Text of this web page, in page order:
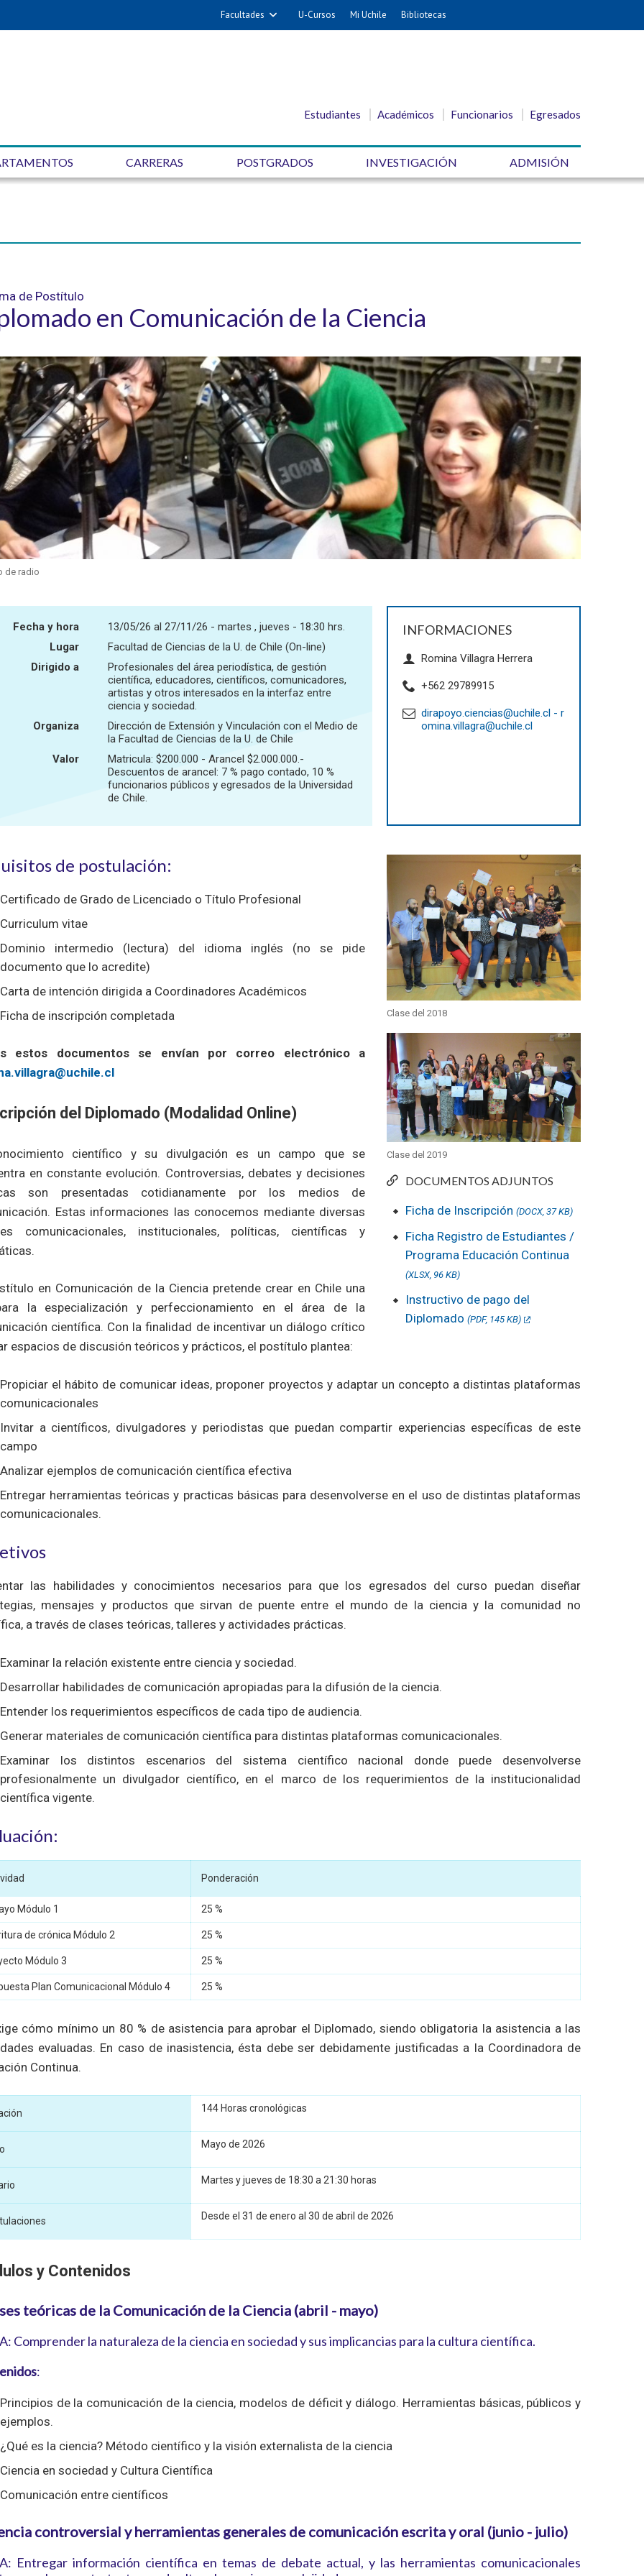
Facultades U-Cursos Mi Uchile Bibliotecas
Estudiantes Académicos Funcionarios Egresados
CARRERAS POSTGRADOS INVESTIGACIÓN ADMISIÓN
de Postítulo
en Comunicación de la Ciencia
de radio
INFORMACIONES
Romina Villagra Herrera
+562 29789915
dirapoyo.ciencias@uchile.cl - r
omina.villagra@uchile.cl
Fecha y hora
13/05/26 al 27/11/26 - martes , jueves - 18:30 hrs.
Lugar
Facultad de Ciencias de la U. de Chile (On-line)
Dirigido a
Profesionales del área periodística, de gestión
científica, educadores, científicos, comunicadores,
artistas y otros interesados en la interfaz entre
ciencia y sociedad.
Organiza
Dirección de Extensión y Vinculación con el Medio de
la Facultad de Ciencias de la U. de Chile
Valor
Matricula: $200.000 - Arancel $2.000.000.-
Descuentos de arancel: 7 % pago contado, 10 %
funcionarios públicos y egresados de la Universidad
de Chile.
Clase del 2018
Clase del 2019
DOCUMENTOS ADJUNTOS
Ficha de Inscripción (DOCX, 37 KB)
Ficha Registro de Estudiantes /
Programa Educación Continua
(XLSX, 96 KB)
Instructivo de pago del
Diplomado (PDF, 145 KB)
de postulación:
Certificado de Grado de Licenciado o Título Profesional
Curriculum vitae
Dominio intermedio (lectura) del idioma inglés (no se pide
documento que lo acredite)
Carta de intención dirigida a Coordinadores Académicos
Ficha de inscripción completada
estos documentos se envían por correo electrónico a
del Diplomado (Modalidad Online)
científico y su divulgación es un campo que se
en constante evolución. Controversias, debates y decisiones
son presentadas cotidianamente por los medios de
Estas informaciones las conocemos mediante diversas
comunicacionales, institucionales, políticas, científicas y
en Comunicación de la Ciencia pretende crear en Chile una
la especialización y perfeccionamiento en el área de la
científica. Con la finalidad de incentivar un diálogo crítico
espacios de discusión teóricos y prácticos, el postítulo plantea:
Propiciar el hábito de comunicar ideas, proponer proyectos y adaptar un concepto a distintas plataformas
comunicacionales
Invitar a científicos, divulgadores y periodistas que puedan compartir experiencias específicas de este
campo
Analizar ejemplos de comunicación científica efectiva
Entregar herramientas teóricas y practicas básicas para desenvolverse en el uso de distintas plataformas
comunicacionales.
las habilidades y conocimientos necesarios para que los egresados del curso puedan diseñar
mensajes y productos que sirvan de puente entre el mundo de la ciencia y la comunidad no
a través de clases teóricas, talleres y actividades prácticas.
Examinar la relación existente entre ciencia y sociedad.
Desarrollar habilidades de comunicación apropiadas para la difusión de la ciencia.
Entender los requerimientos específicos de cada tipo de audiencia.
Generar materiales de comunicación científica para distintas plataformas comunicacionales.
Examinar los distintos escenarios del sistema científico nacional donde puede desenvolverse
profesionalmente un divulgador científico, en el marco de los requerimientos de la institucionalidad
científica vigente.
Ponderación
Módulo 1 25 %
de crónica Módulo 2 25 %
Módulo 3 25 %
Plan Comunicacional Módulo 4 25 %
cómo mínimo un 80 % de asistencia para aprobar el Diplomado, siendo obligatoria la asistencia a las
evaluadas. En caso de inasistencia, ésta debe ser debidamente justificadas a la Coordinadora de
Continua.
144 Horas cronológicas
Mayo de 2026
Martes y jueves de 18:30 a 21:30 horas
Desde el 31 de enero al 30 de abril de 2026
y Contenidos
teóricas de la Comunicación de la Ciencia (abril - mayo)
Comprender la naturaleza de la ciencia en sociedad y sus implicancias para la cultura científica.
:
Principios de la comunicación de la ciencia, modelos de déficit y diálogo. Herramientas básicas, públicos y
ejemplos.
¿Qué es la ciencia? Método científico y la visión externalista de la ciencia
Ciencia en sociedad y Cultura Científica
Comunicación entre científicos
controversial y herramientas generales de comunicación escrita y oral (junio - julio)
Entregar información científica en temas de debate actual, y las herramientas comunicacionales